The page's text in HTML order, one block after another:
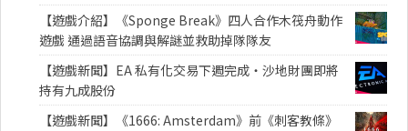
【遊戲介紹】《Sponge Break》四人合作木筏舟動作
遊戲 通過語音協調與解謎並救助掉隊隊友
【遊戲新聞】EA 私有化交易下週完成・沙地財團即將
持有九成股份
【遊戲新聞】《1666: Amsterdam》前《刺客教條》